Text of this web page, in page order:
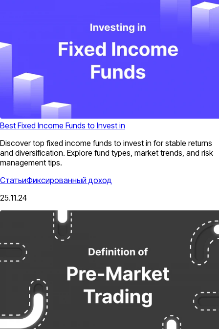
Best Fixed Income Funds​ to Invest in
Discover top fixed income funds to invest in for stable returns
and diversification. Explore fund types, market trends, and risk
management tips.
СтатьиФиксированный доход
25.11.24